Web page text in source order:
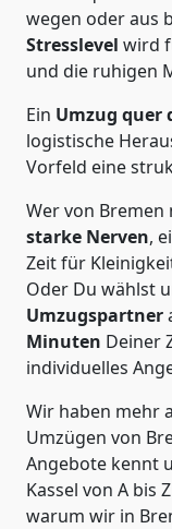
wegen oder aus
Stresslevel wird
und die ruhigen
Ein Umzug quer
logistische
Vorfeld eine
Wer von Bremen
starke Nerven,
Zeit für
Oder Du wählst
Umzugspartner
Minuten Deiner
individuelles
Wir haben mehr
Umzügen von
Angebote kennt
Kassel von A bis
warum wir in